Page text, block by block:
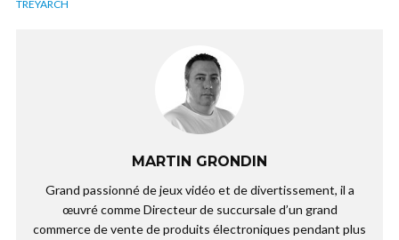
TREYARCH
MARTIN GRONDIN
Grand passionné de jeux vidéo et de divertissement, il a
œuvré comme Directeur de succursale d’un grand
commerce de vente de produits électroniques pendant plus